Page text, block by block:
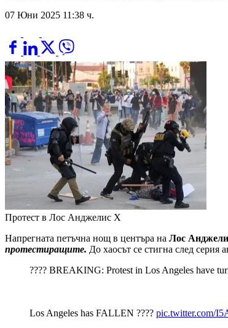
07 Юни 2025 11:38 ч.
Протест в Лос Анджелис X
Напрегната петъчна нощ в центъра на Лос
протестиращите. До хаосът се стигна след серия
???? BREAKING: Protest in Los Angeles have
Los Angeles has FALLEN ???? pic.twitter.com/